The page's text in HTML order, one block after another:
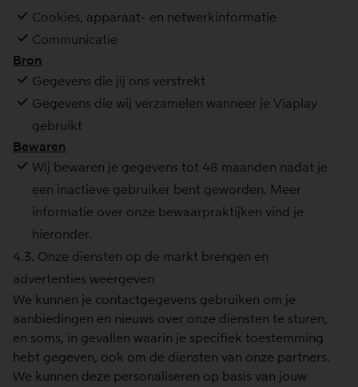
Cookies, apparaat- en netwerkinformatie
Communicatie
Bron
Gegevens die jij ons verstrekt
Gegevens die wij verzamelen wanneer je Viaplay
gebruikt
Bewaren
Wij bewaren je gegevens tot 48 maanden nadat je
een inactieve gebruiker bent geworden. Meer
informatie over onze bewaarpraktijken vind je
hieronder.
4.3. Onze diensten op de markt brengen en
advertenties weergeven
We kunnen je contactgegevens gebruiken om je
aanbiedingen en nieuws over onze diensten te sturen,
en soms, in gevallen waarin je specifiek toestemming
hebt gegeven, ook om de diensten van onze partners.
We kunnen deze personaliseren op basis van jouw